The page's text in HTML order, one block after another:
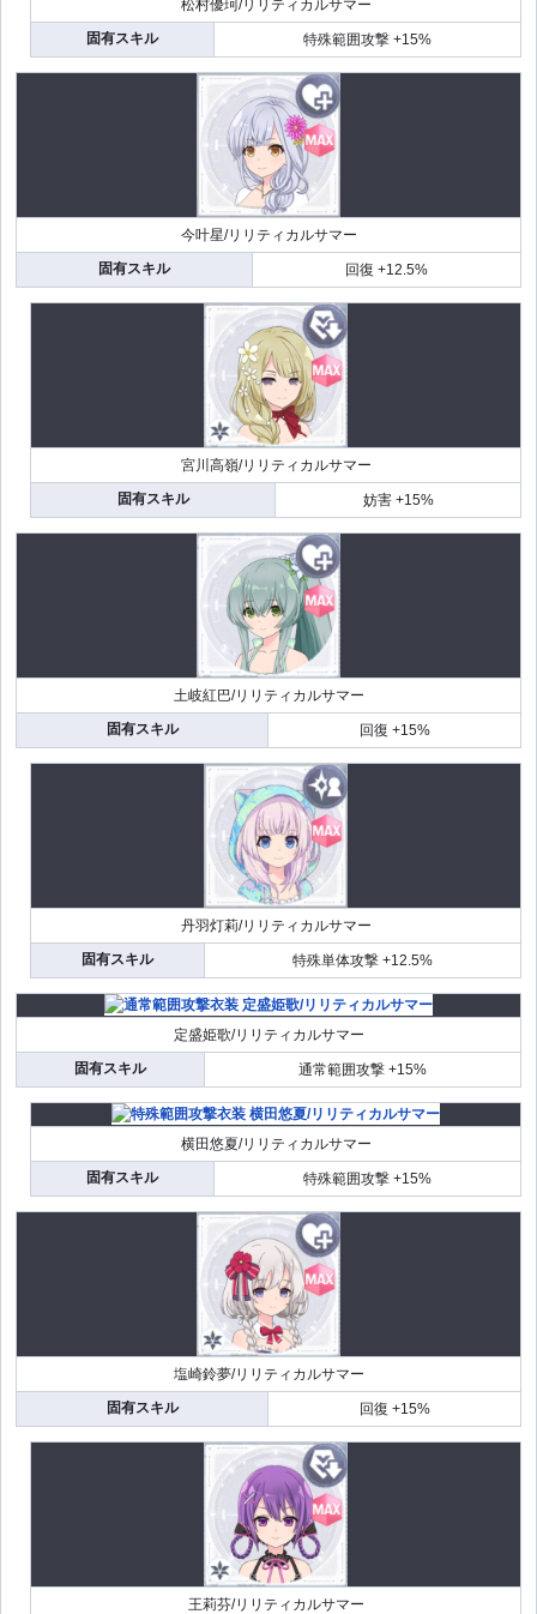
松村優珂/リリティカルサマー
固有スキル
特殊範囲攻撃 +15%
今叶星/リリティカルサマー
固有スキル
回復 +12.5%
宮川高嶺/リリティカルサマー
固有スキル
妨害 +15%
土岐紅巴/リリティカルサマー
固有スキル
回復 +15%
丹羽灯莉/リリティカルサマー
固有スキル
特殊単体攻撃 +12.5%
定盛姫歌/リリティカルサマー
固有スキル
通常範囲攻撃 +15%
横田悠夏/リリティカルサマー
固有スキル
特殊範囲攻撃 +15%
塩崎鈴夢/リリティカルサマー
固有スキル
回復 +15%
王莉芬/リリティカルサマー